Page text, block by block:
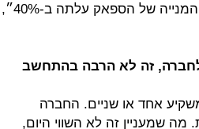
בסופו של דבר ההדלפה הזו יצרה מומנטום חיובי והמנייה של הספאק עלתה ב-40%״,
שווי של 1.4 מיליארד לחברה, זה לא הרבה בהתחשב
אחד או שניים. החברה
שמעניין זה לא השווי היום,